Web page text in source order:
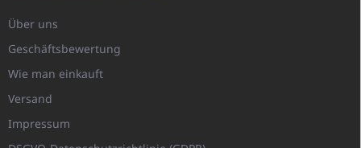
Über uns
Geschäftsbewertung
Wie man einkauft
Versand
Impressum